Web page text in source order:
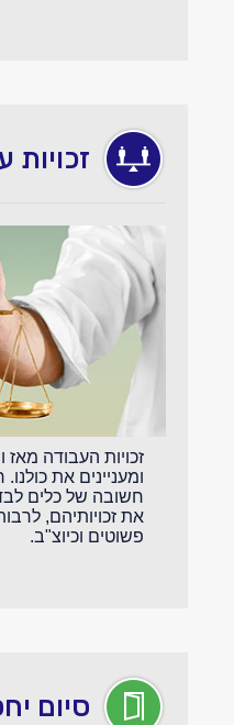
זכויות
זכויות העבודה מאז
ומעניינים את
חשובה של כלים
את זכויותיהם,
פשוטים וכיוצ"ב.
סיום